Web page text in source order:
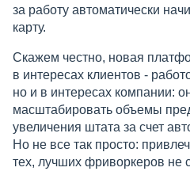
за работу автоматически
карту.
Скажем честно, новая
в интересах клиентов -
но и в интересах компании:
масштабировать объемы
увеличения штата за счет
Но не все так просто:
тех, лучших фриворкеров не